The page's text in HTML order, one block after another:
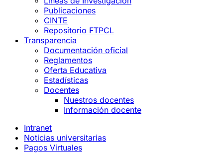
Publicaciones
CINTE
Repositorio FTPCL
Transparencia
Documentación oficial
Reglamentos
Oferta Educativa
Estadísticas
Docentes
Nuestros docentes
Información docente
Intranet
Noticias universitarias
Pagos Virtuales